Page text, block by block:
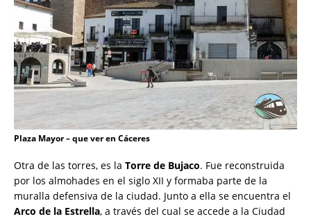
Plaza Mayor – que ver en Cáceres
Otra de las torres, es la Torre de Bujaco. Fue reconstruida
por los almohades en el siglo XII y formaba parte de la
muralla defensiva de la ciudad. Junto a ella se encuentra el
Arco de la Estrella, a través del cual se accede a la Ciudad